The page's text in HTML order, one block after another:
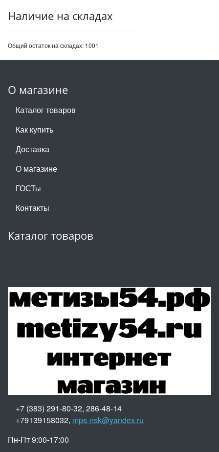
Наличие на складах
Общий остаток на складах: 1001
О магазине
Каталог товаров
Как купить
Доставка
О магазине
ГОСТы
Контакты
Каталог товаров
+7 (383) 291-80-32, 286-48-14
+79139158032, mps-nsk@yandex.ru
Пн-Пт 9:00-17:00